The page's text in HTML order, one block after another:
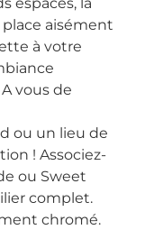
aisément
à votre
vous de
ou un lieu de
! Associez-
ou Sweet
complet.
chromé.